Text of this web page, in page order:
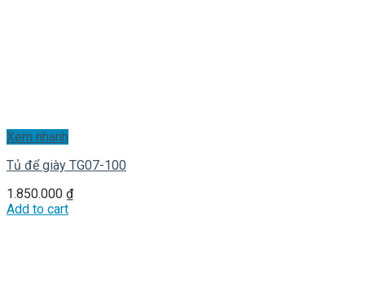
Xem nhanh
Tủ để giày TG07-100
1.850.000 ₫
Add to cart